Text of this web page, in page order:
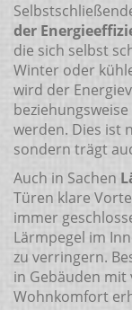
der
die sich selbst
Winter oder
wird der
werden. Dies ist
sondern trägt
Auch in Sachen
Türen klare
immer
Lärmpegel im
zu verringern.
in Gebäuden mit
Wohnkomfort